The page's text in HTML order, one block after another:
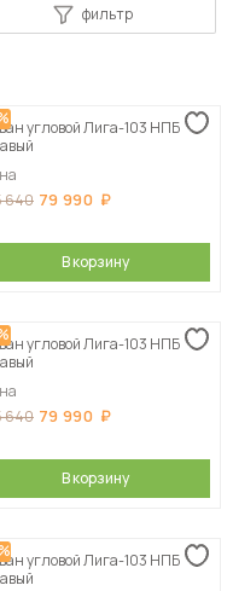
фильтр
угловой Лига-103 НПБ
640 79 990
В корзину
угловой Лига-103 НПБ
640 79 990
В корзину
угловой Лига-103 НПБ